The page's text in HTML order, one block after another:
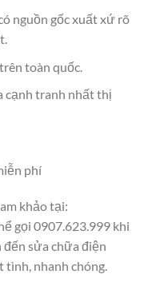
nguồn gốc xuất xứ rõ
toàn quốc.
cạnh tranh nhất thị
phí
khảo tại:
gọi 0907.623.999 khi
đến sửa chữa điện
nhanh chóng.